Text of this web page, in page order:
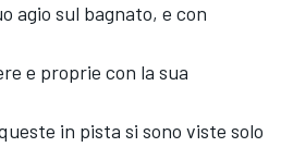
agio sul bagnato, e con
e proprie con la sua
in pista si sono viste solo